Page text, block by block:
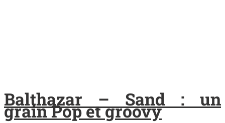
Balthazar – Sand : un
grain Pop et groovy